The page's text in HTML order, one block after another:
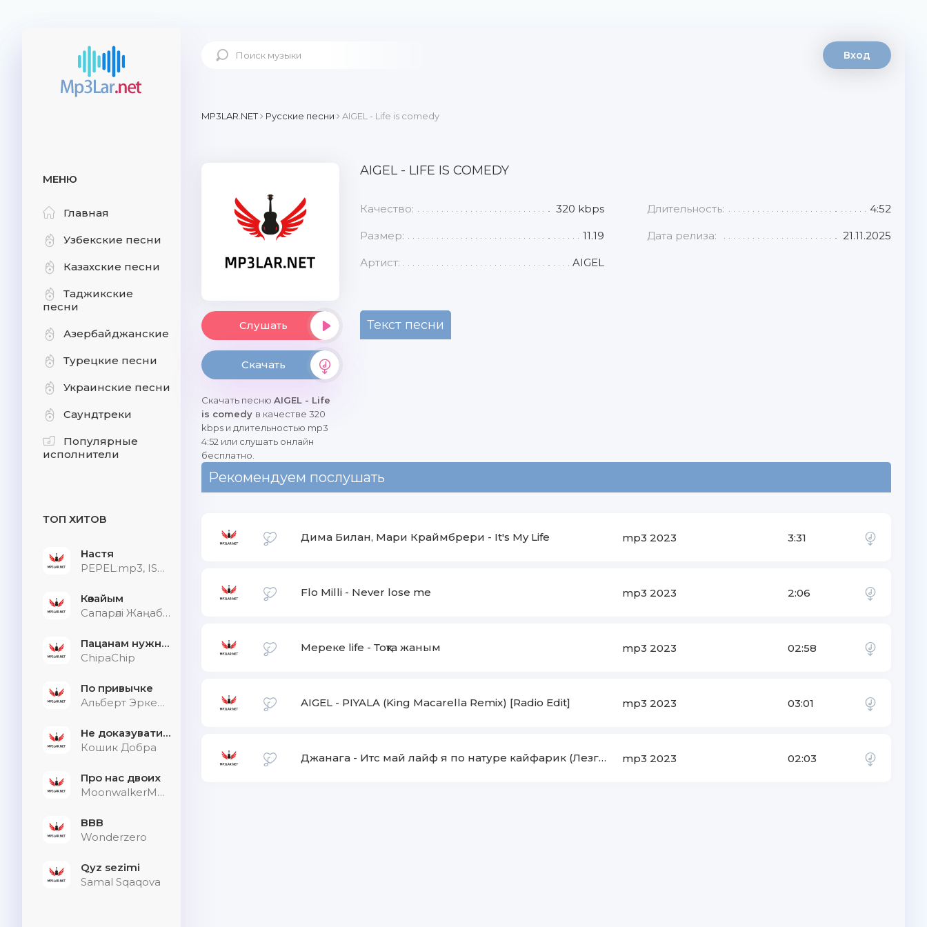
МЕНЮ
Главная
Узбекские песни
Казахские песни
Таджикские
песни
Азербайджанские
Турецкие песни
Украинские песни
Саундтреки
Популярные
исполнители
ТОП ХИТОВ
Настя
PEPEL.mp3, ISVNBITOV, Alfredovich
Көзайым
Сапарәлі Жаңабек
Пацанам нужна дыхалка
ChipaChip
По привычке
Альберт Эркенов
Не доказувати тим, хто не слухає
Кошик Добра
Про нас двоих
MoonwalkerMusic
BBB
Wonderzero
Qyz sezimi
Samal Sqaqova
Вход
MP3LAR.NET Русские песни AIGEL - Life is comedy
Слушать
Скачать
Скачать песню AIGEL - Life
is comedy в качестве 320
kbps и длительностью mp3
4:52 или слушать онлайн
бесплатно.
AIGEL - LIFE IS COMEDY
Качество: 320 kbps Длительность: 4:52
Размер: 11.19 Дата релиза: 21.11.2025
Артист: AIGEL
Текст песни
Рекомендуем послушать
Дима Билан, Мари Краймбрери - It's My Life mp3 2023 3:31
Flo Milli - Never lose me mp3 2023 2:06
Мереке life - Тоқта жаным mp3 2023 02:58
AIGEL - PIYALA (King Macarella Remix) [Radio Edit] mp3 2023 03:01
Джанага - Итс май лайф я по натуре кайфарик (Лезгинка ремикс) mp3 2023 02:03